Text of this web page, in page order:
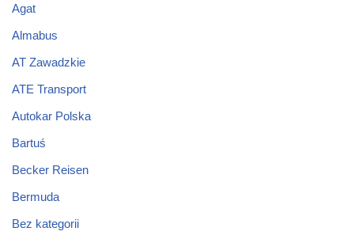
Agat
Almabus
AT Zawadzkie
ATE Transport
Autokar Polska
Bartuś
Becker Reisen
Bermuda
Bez kategorii